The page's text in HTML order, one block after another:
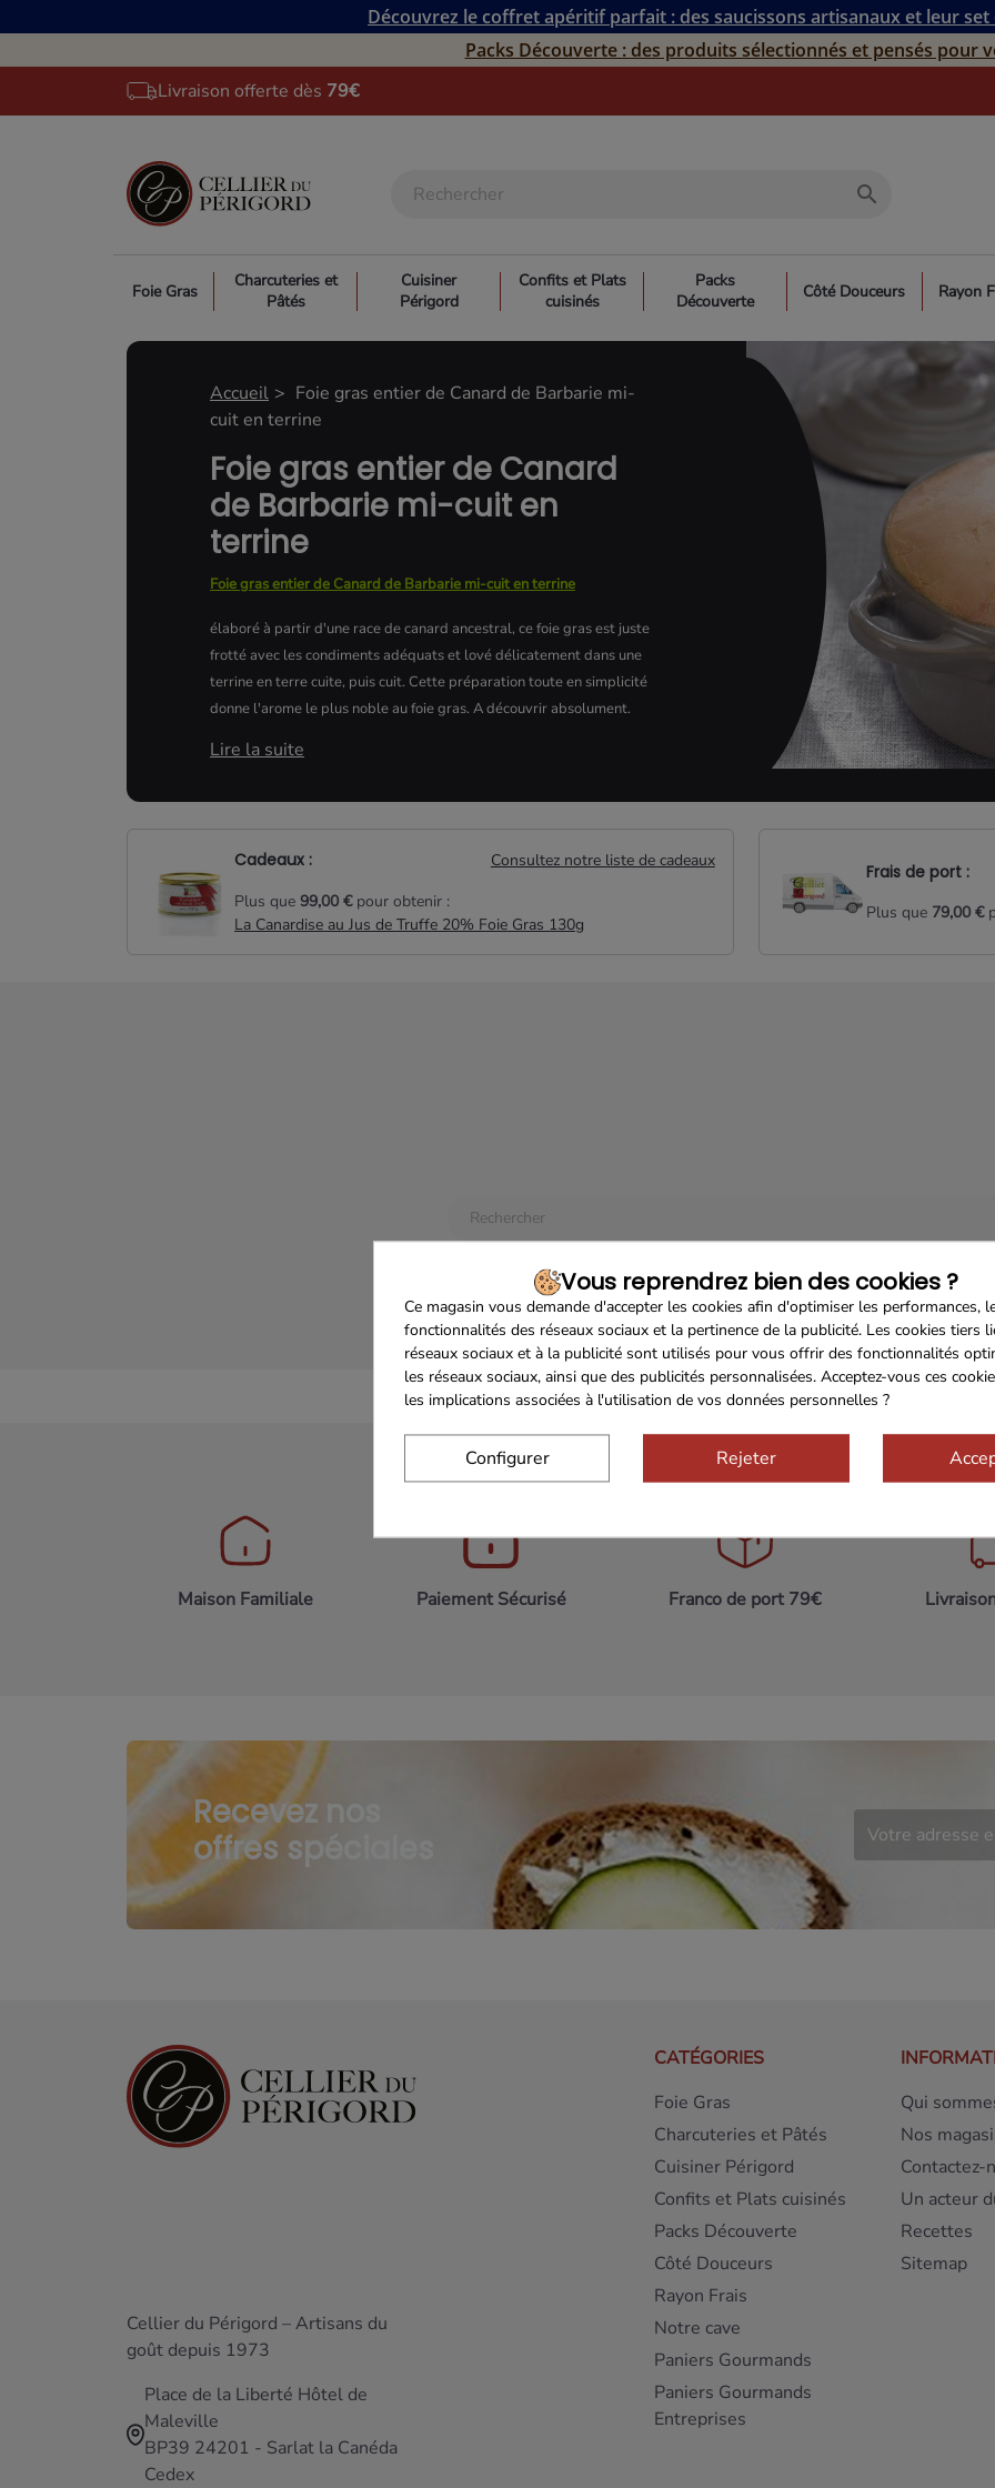
Découvrez le coffret apéritif parfait : des saucissons artisanaux et leur
Packs Découverte : des produits sélectionnés et pensés pour
Livraison offerte dès 79€
search
Foie Gras
Charcuteries et
Pâtés
Cuisiner
Périgord
Confits et Plats
cuisinés
Packs
Découverte
Côté Douceurs Rayon
Accueil
Foie gras entier de Canard de Barbarie mi-
cuit en terrine
Foie gras entier de Canard
de Barbarie mi-cuit en
terrine
Foie gras entier de Canard de Barbarie mi-cuit en terrine
élaboré à partir d'une race de canard ancestral, ce foie gras est juste
frotté avec les condiments adéquats et lové délicatement dans une
terrine en terre cuite, puis cuit. Cette préparation toute en simplicité
donne l'arome le plus noble au foie gras. A découvrir absolument.
réception.
Sortir la terrine 15 minutes avant de passer à table.
Trancher au dernier moment et vous pouvez déguster.
Lire la suite
Cadeaux :
Consultez notre liste de cadeaux
Plus que 99,00 €pour obtenir :
La Canardise au Jus de Truffe 20% Foie Gras 130g
Frais de port :
Plus que 79,00 €
Maison Familiale Paiement Sécurisé Franco de port 79€
Recevez nos
offres spéciales
Cellier du Périgord – Artisans du
goût depuis 1973
Place de la Liberté Hôtel de
Maleville
BP39 24201 - Sarlat la Canéda
Cedex
CATÉGORIES
Foie Gras
Charcuteries et Pâtés
Cuisiner Périgord
Confits et Plats cuisinés
Packs Découverte
Côté Douceurs
Rayon Frais
Notre cave
Paniers Gourmands
Paniers Gourmands
Entreprises
Qui
Nos
Contactez-
Un acteur
Recettes
Sitemap
Vous reprendrez bien des cookies ?
Ce magasin vous demande d'accepter les cookies afin d'optimiser les performances,
fonctionnalités des réseaux sociaux et la pertinence de la publicité. Les cookies tiers
réseaux sociaux et à la publicité sont utilisés pour vous offrir des fonctionnalités
les réseaux sociaux, ainsi que des publicités personnalisées. Acceptez-vous ces
les implications associées à l'utilisation de vos données personnelles ?
Configurer Rejeter